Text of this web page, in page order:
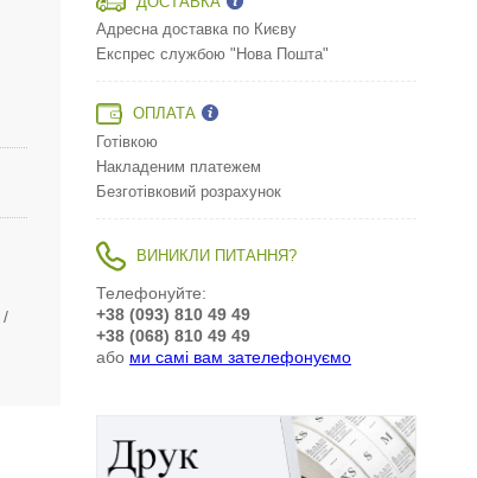
Адресна доставка по Києву
Експрес службою "Нова Пошта"
ОПЛАТА
Готівкою
Накладеним платежем
Безготівковий розрахунок
ВИНИКЛИ ПИТАННЯ?
Телефонуйте:
+38 (093) 810 49 49
+38 (068) 810 49 49
або ми самі вам зателефонуємо